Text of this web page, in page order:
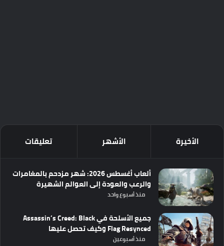
الأخيرة الأشهر تعليقات
ألعاب أغسطس 2026: شهر مزدحم بالمغامرات
والرعب والعودة إلى العوالم الشهيرة
منذ أسبوع واحد
جميع الأسلحة في Assassin’s Creed: Black
Flag Resynced وكيف تحصل عليها
منذ أسبوعين